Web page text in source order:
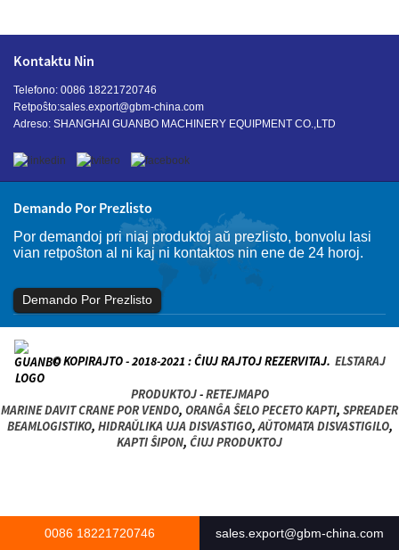
Kontaktu Nin
Telefono: 0086 18221720746
Retpoŝto:sales.export@gbm-china.com
Adreso: SHANGHAI GUANBO MACHINERY EQUIPMENT CO.,LTD
Demando Por Prezlisto
Por demandoj pri niaj produktoj aŭ prezlisto, bonvolu lasi
vian retpoŝton al ni kaj ni kontaktos nin ene de 24 horoj.
Demando Por Prezlisto
© KOPIRAJTO - 2018-2021 : ĈIUJ RAJTOJ REZERVITAJ. ELSTARAJ
PRODUKTOJ-RETEJMAPO
MARINE DAVIT CRANE POR VENDO, ORANĜA ŜELO PECETO KAPTI, SPREADER
BEAMLOGISTIKO, HIDRAŬLIKA UJA DISVASTIGO,AŬTOMATA DISVASTIGILO,
KAPTI ŜIPON, ĈIUJ PRODUKTOJ
0086 18221720746 sales.export@gbm-china.com